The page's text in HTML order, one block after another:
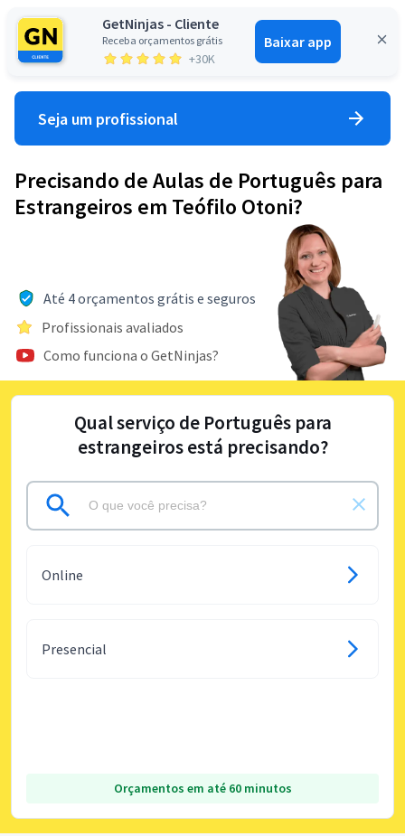
GetNinjas - Cliente
Receba orçamentos grátis
+30K
Baixar app
Entrar
Seja um profissional
Precisando de Aulas de Português para
Estrangeiros em Teófilo Otoni?
Até 4 orçamentos grátis e seguros
Profissionais avaliados
Como funciona o GetNinjas?
Qual serviço de Português para
estrangeiros está precisando?
Online
Presencial
Orçamentos em até 60 minutos